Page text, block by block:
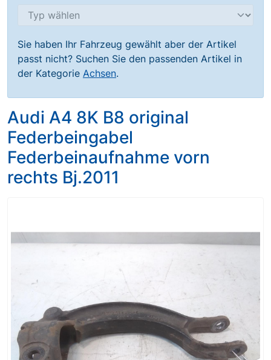
Sie haben Ihr Fahrzeug gewählt aber der Artikel
passt nicht? Suchen Sie den passenden Artikel in
der Kategorie Achsen.
Audi A4 8K B8 original
Federbeingabel
Federbeinaufnahme vorn
rechts Bj.2011